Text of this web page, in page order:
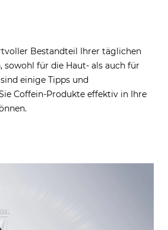
Bestandteil Ihrer täglichen
sowohl für die Haut- als auch für
einige Tipps und
Coffein-Produkte effektiv in Ihre